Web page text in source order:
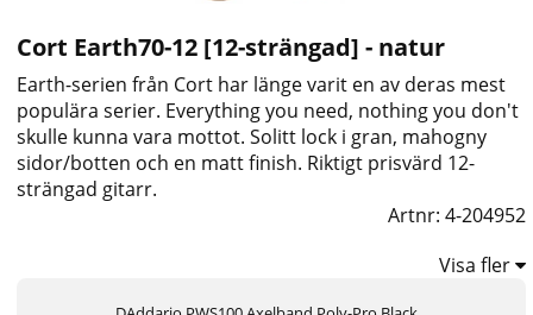
Cort Earth70-12 [12-strängad] - natur
Earth-serien från Cort har länge varit en av deras mest
populära serier. Everything you need, nothing you don't
skulle kunna vara mottot. Solitt lock i gran, mahogny
sidor/botten och en matt finish. Riktigt prisvärd 12-
strängad gitarr.
Artnr:4-204952
Visa fler